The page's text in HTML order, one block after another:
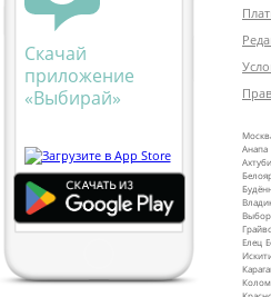
Скачай
приложение
«Выбирай»
Анапа
Елец